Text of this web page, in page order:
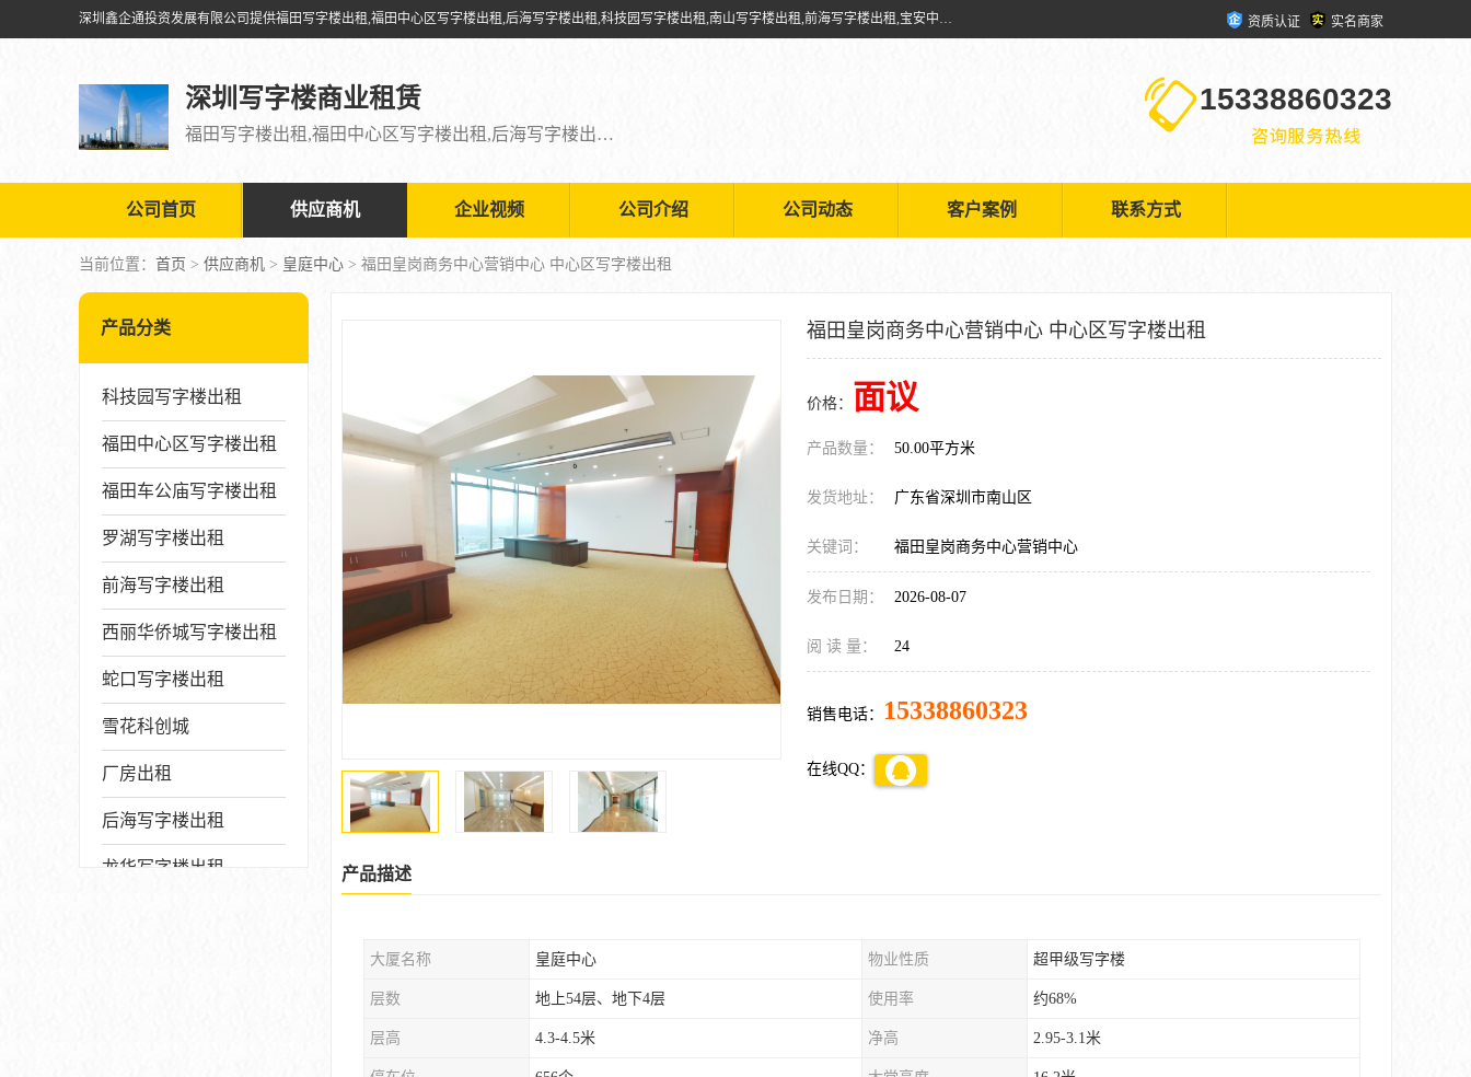
深圳鑫企通投资发展有限公司提供福田写字楼出租,福田中心区写字楼出租,后海写字楼出租,科技园写字楼出租,南山写字楼出租,前海写字楼出租,宝安中心写字楼出租,车公庙写字楼出租,深圳写字楼出租，欢迎有需要的朋友前来咨询。 资质认证 实名商家
深圳写字楼商业租赁
福田写字楼出租,福田中心区写字楼出租,后海写字楼出租,科技园写字楼出租,南山写字楼出租,前海写字楼出租,宝安中心写字楼出租
15338860323
公司首页 供应商机 企业视频 公司介绍 公司动态 客户案例 联系方式
当前位置： 首页 > 供应商机 > 皇庭中心 > 福田皇岗商务中心营销中心 中心区写字楼出租
产品分类
科技园写字楼出租
福田中心区写字楼出租
福田车公庙写字楼出租
罗湖写字楼出租
前海写字楼出租
西丽华侨城写字楼出租
蛇口写字楼出租
雪花科创城
厂房出租
后海写字楼出租
龙华写字楼出租
福田皇岗商务中心营销中心 中心区写字楼出租
价格： 面议
产品数量： 50.00平方米
发货地址： 广东省深圳市南山区
关键词： 福田皇岗商务中心营销中心
发布日期： 2026-08-07
阅 读 量： 24
销售电话： 15338860323
在线QQ：
产品描述
大厦名称 皇庭中心 物业性质 超甲级写字楼
层数 地上54层、地下4层 使用率 约68%
层高 4.3-4.5米 净高 2.95-3.1米